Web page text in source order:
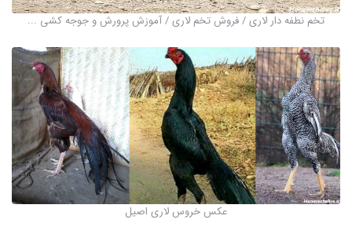
تخم نطفه دار لاری / فروش تخم لاری / آموزش پرورش و جوجه کشی ...
عکس خروس لاری اصیل